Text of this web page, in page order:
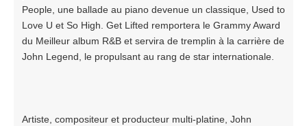
People, une ballade au piano devenue un classique, Used to
Love U et So High. Get Lifted remportera le Grammy Award
du Meilleur album R&B et servira de tremplin à la carrière de
John Legend, le propulsant au rang de star internationale.
Artiste, compositeur et producteur multi-platine, John